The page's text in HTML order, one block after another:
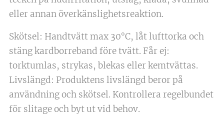
eller annan överkänslighetsreaktion.
Skötsel: Handtvätt max 30°C, låt lufttorka och
stäng kardborreband före tvätt. Får ej:
torktumlas, strykas, blekas eller kemtvättas.
Livslängd: Produktens livslängd beror på
användning och skötsel. Kontrollera regelbundet
för slitage och byt ut vid behov.